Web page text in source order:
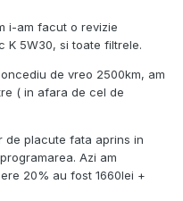
250.000km cat era
am un printscreen din
asta din
de nu s-a regenerat
s-au dat peste cap...
i-am facut o revizie
K 5W30, si toate filtrele.
de vreo 2500km, am
( in afara de cel de
de placute fata aprins in
Azi am
20% au fost 1660lei +